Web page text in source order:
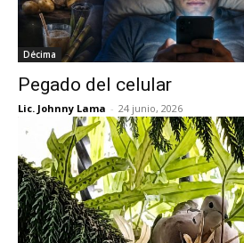
Décima
Pegado del celular
Lic. Johnny Lama - 24 junio, 2026